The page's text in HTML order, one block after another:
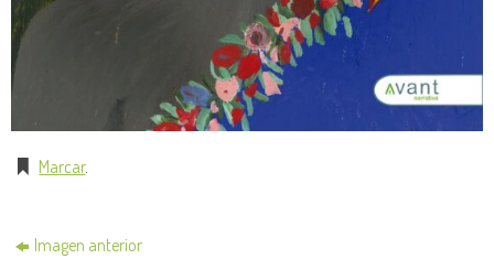
Marcar.
Imagen anterior